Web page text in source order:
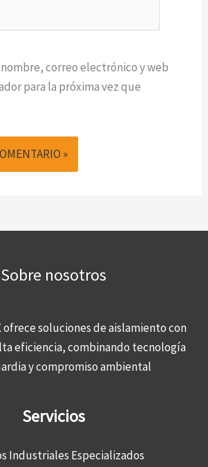
correo electrónico y web
para la próxima vez que
Sobre nosotros
ofrece soluciones de aislamiento con
eficiencia, combinando tecnología
y compromiso ambiental
Servicios
Industriales Especializados